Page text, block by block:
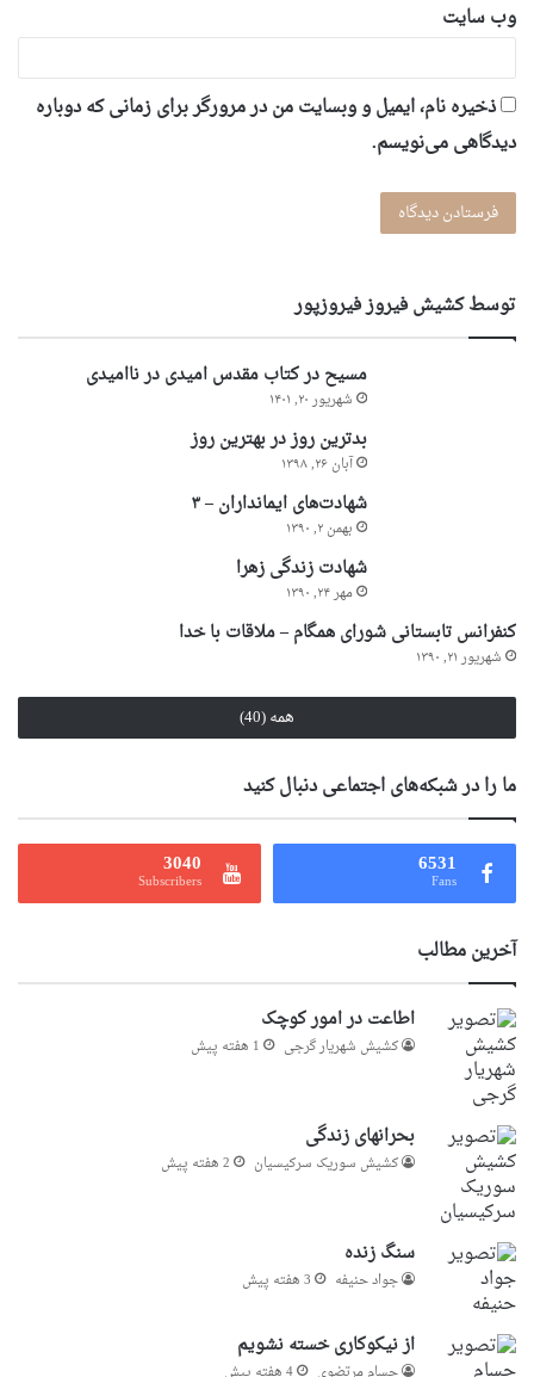
وب‌ سایت
ذخیره نام، ایمیل و وبسایت من در مرورگر برای زمانی که دوباره
دیدگاهی می‌نویسم.
توسط کشیش فیروز فیروزپور
مسیح در کتاب مقدس امیدی در ناامیدی
شهریور ۲۰, ۱۴۰۱
بدترین روز در بهترین روز
آبان ۲۶, ۱۳۹۸
شهادت‌های ایمانداران – ۳
بهمن ۲, ۱۳۹۰
شهادت زندگی زهرا
مهر ۲۴, ۱۳۹۰
کنفرانس تابستانی شورای همگام – ملاقات با خدا
شهریور ۲۱, ۱۳۹۰
همه (40)
ما را در شبکه‌های اجتماعی دنبال کنید
6531
Fans
3040
Subscribers
آخرین مطالب
اطاعت در امور کوچک
کشیش شهریار گرجى 1 هفته پیش
بحرانهای زندگی
کشیش سوریک سرکیسیان 2 هفته پیش
سنگ زنده
جواد حنیفه 3 هفته پیش
از نیکوکاری خسته نشویم